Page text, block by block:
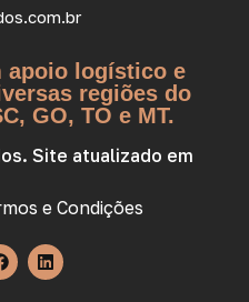
apoio logístico e
regiões do
GO, TO e MT.
Site atualizado em
e Condições